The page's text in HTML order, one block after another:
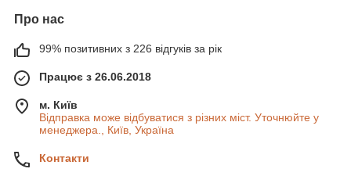
Про нас
99% позитивних з 226 відгуків за рік
Працює з 26.06.2018
м. Київ
Відправка може відбуватися з різних міст. Уточнюйте у
менеджера., Київ, Україна
Контакти